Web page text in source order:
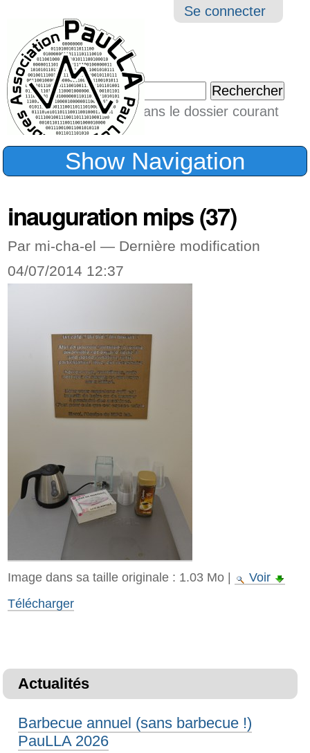
Outils
Se connecter
Chercher par
Seulement dans le dossier courant
Recherche
Show Navigation
inauguration mips (37)
Par mi-cha-el — Dernière modification
04/07/2014 12:37
Image dans sa taille originale : 1.03 Mo|
Voir
Télécharger
Actualités
Barbecue annuel (sans barbecue !)
PauLLA 2026